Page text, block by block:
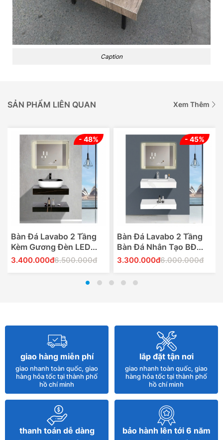
Caption
SẢN PHẨM LIÊN QUAN Xem Thêm
- 48%
Bàn Đá Lavabo 2 Tầng
Kèm Gương Đèn LED
Hiện Đại BĐ 56
3.400.000đ6.500.000đ
- 45%
Bàn Đá Lavabo 2 Tầng
Bàn Đá Nhân Tạo BĐ
57T
3.300.000đ6.000.000đ
giao hàng miễn phí
giao nhanh toàn quốc, giao
hàng hỏa tốc tại thành phố
hồ chí minh
lắp đặt tận nơi
giao nhanh toàn quốc, giao
hàng hỏa tốc tại thành phố
hồ chí minh
thanh toán dễ dàng bảo hành lên tới 6 năm